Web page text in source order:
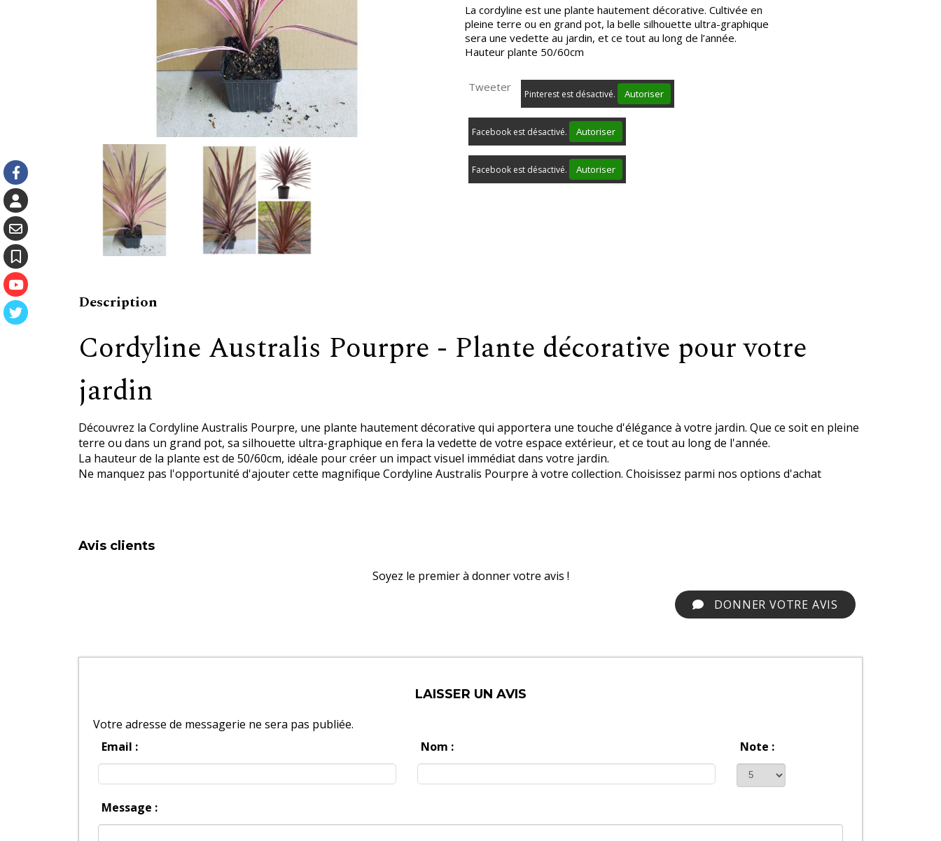
La cordyline est une plante hautement décorative. Cultivée en
pleine terre ou en grand pot, la belle silhouette ultra-graphique
sera une vedette au jardin, et ce tout au long de l’année.
Hauteur plante 50/60cm
Tweeter
Pinterest est désactivé. Autoriser
Facebook est désactivé. Autoriser
Facebook est désactivé. Autoriser
Description
Cordyline Australis Pourpre - Plante décorative pour votre
jardin
Découvrez la Cordyline Australis Pourpre, une plante hautement décorative qui apportera une touche d'élégance à votre jardin. Que ce soit en pleine
terre ou dans un grand pot, sa silhouette ultra-graphique en fera la vedette de votre espace extérieur, et ce tout au long de l'année.
La hauteur de la plante est de 50/60cm, idéale pour créer un impact visuel immédiat dans votre jardin.
Ne manquez pas l'opportunité d'ajouter cette magnifique Cordyline Australis Pourpre à votre collection. Choisissez parmi nos options d'achat
Avis clients
Soyez le premier à donner votre avis !
DONNER VOTRE AVIS
LAISSER UN AVIS
Votre adresse de messagerie ne sera pas publiée.
Email :
Nom : Note :
Message :